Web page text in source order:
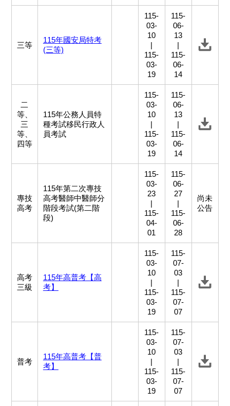
三等
115年國安局特考
(三等)
115-
03-
10
|
115-
03-
19
115-
06-
13
|
115-
06-
14
二
等、
三
等、
四等
115年公務人員特
種考試移民行政人
員考試
115-
03-
10
|
115-
03-
19
115-
06-
13
|
115-
06-
14
專技
高考
115年第二次專技
高考醫師中醫師分
階段考試(第二階
段)
115-
03-
23
|
115-
04-
01
115-
06-
27
|
115-
06-
28
尚未
公告
高考
三級
115年高普考【高
考】
115-
03-
10
|
115-
03-
19
115-
07-
03
|
115-
07-
07
普考
115年高普考【普
考】
115-
03-
10
|
115-
03-
19
115-
07-
03
|
115-
07-
07